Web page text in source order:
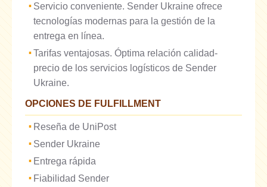
Servicio conveniente. Sender Ukraine ofrece
tecnologías modernas para la gestión de la
entrega en línea.
Tarifas ventajosas. Óptima relación calidad-
precio de los servicios logísticos de Sender
Ukraine.
OPCIONES DE FULFILLMENT
Reseña de UniPost
Sender Ukraine
Entrega rápida
Fiabilidad Sender